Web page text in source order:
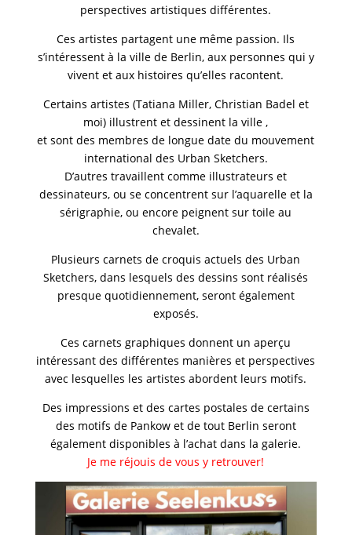
perspectives artistiques différentes.
Ces artistes partagent une même passion. Ils
s’intéressent à la ville de Berlin, aux personnes qui y
vivent et aux histoires qu’elles racontent.
Certains artistes (Tatiana Miller, Christian Badel et
moi) illustrent et dessinent la ville ,
et sont des membres de longue date du mouvement
international des Urban Sketchers.
D’autres travaillent comme illustrateurs et
dessinateurs, ou se concentrent sur l’aquarelle et la
sérigraphie, ou encore peignent sur toile au
chevalet.
Plusieurs carnets de croquis actuels des Urban
Sketchers, dans lesquels des dessins sont réalisés
presque quotidiennement, seront également
exposés.
Ces carnets graphiques donnent un aperçu
intéressant des différentes manières et perspectives
avec lesquelles les artistes abordent leurs motifs.
Des impressions et des cartes postales de certains
des motifs de Pankow et de tout Berlin seront
également disponibles à l’achat dans la galerie.
Je me réjouis de vous y retrouver!